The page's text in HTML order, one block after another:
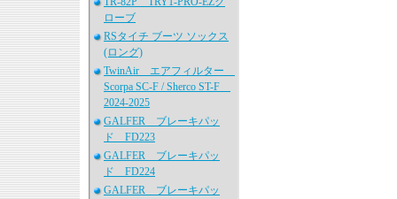
ローブ
RSタイチ ブーツ ソックス
(ロング)
TwinAir エアフィルター
Scorpa SC-F / Sherco ST-F
2024-2025
GALFER ブレーキパッ
ド FD223
GALFER ブレーキパッ
ド FD224
GALFER ブレーキパッ